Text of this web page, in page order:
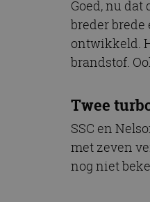
Goed, nu
breder brede
ontwikkeld.
brandstof.
Twee
SSC en
met zeven
nog niet